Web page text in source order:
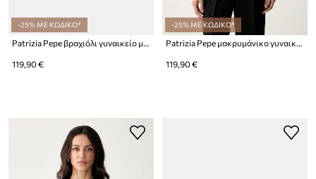
-25% ΜΕ ΚΩΔΙΚΟ*
Patrizia Pepe βραχιόλι γυναικείο μεταλλικό
119,90 €
-25% ΜΕ ΚΩΔΙΚΟ*
Patrizia Pepe μακρυμάνικο γυναικείο βαμβακερό με ελαστάν
119,90 €